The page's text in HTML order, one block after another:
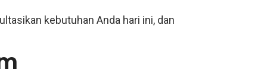
kebutuhan Anda hari ini, dan